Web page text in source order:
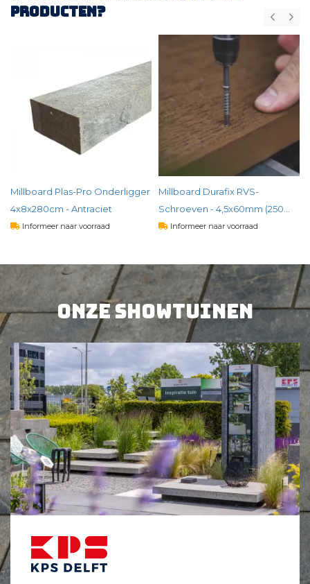
producten?
Millboard Plas-Pro Onderligger
4x8x280cm - Antraciet
Informeer naar voorraad
37,63per st
BEKIJK PRODUCT
Millboard Durafix RVS-
Schroeven - 4,5x60mm (250
stuks incl. T15 bit)
Informeer naar voorraad
90,00per doos
BEKIJK PRODUCT
Onze showtuinen